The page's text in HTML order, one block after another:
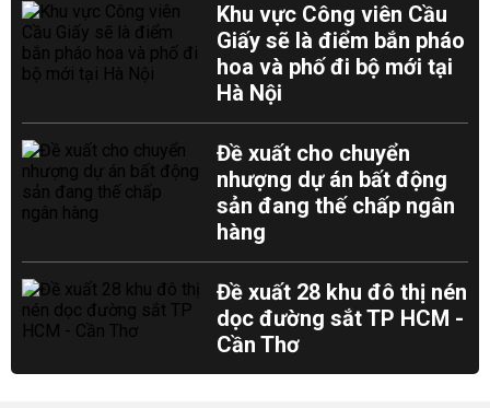
Khu vực Công viên Cầu
Giấy sẽ là điểm bắn pháo
hoa và phố đi bộ mới tại
Hà Nội
Đề xuất cho chuyển
nhượng dự án bất động
sản đang thế chấp ngân
hàng
Đề xuất 28 khu đô thị nén
dọc đường sắt TP HCM -
Cần Thơ